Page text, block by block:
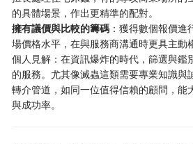
的具體場景，作出更精準的配對。
擁有議價與比較的籌碼 ：獲得數個報價
場價格水平，在與服務商溝通時更具主動
個人見解：在資訊爆炸的時代，篩選與鑑
的服務。尤其像滅蟲這類需要專業知識與
轉介管道，如同一位值得信賴的顧問，能
與成功率。